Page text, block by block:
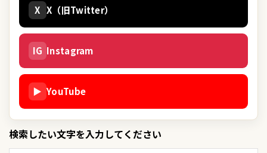
X X（旧Twitter）
IG Instagram
▶ YouTube
検索したい文字を入力してください